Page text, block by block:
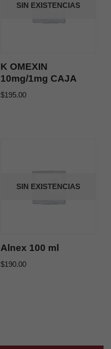
SIN EXISTENCIAS
K OMEXIN
10mg/1mg CAJA
$195.00
SIN EXISTENCIAS
Alnex 100 ml
$190.00